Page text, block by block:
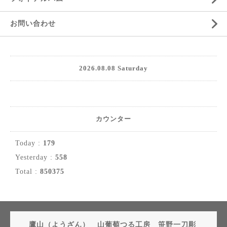
お問い合わせ
2026.08.08 Saturday
カウンター
Today : 179
Yesterday : 558
Total : 850375
鷹山（ようざん） 山葡萄つる工房 笹野一刀彫